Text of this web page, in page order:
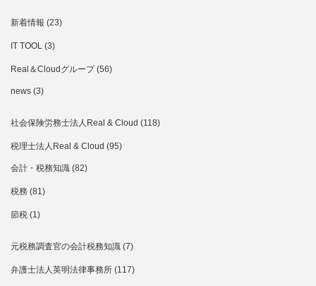
新着情報 (23)
IT TOOL (3)
Real＆Cloudグループ(56)
news (3)
社会保険労務士法人Real & Cloud (118)
税理士法人Real & Cloud (95)
会計・税務知識 (82)
税務 (81)
節税 (1)
元税務調査官の会計税務知識 (7)
弁護士法人英明法律事務所 (117)